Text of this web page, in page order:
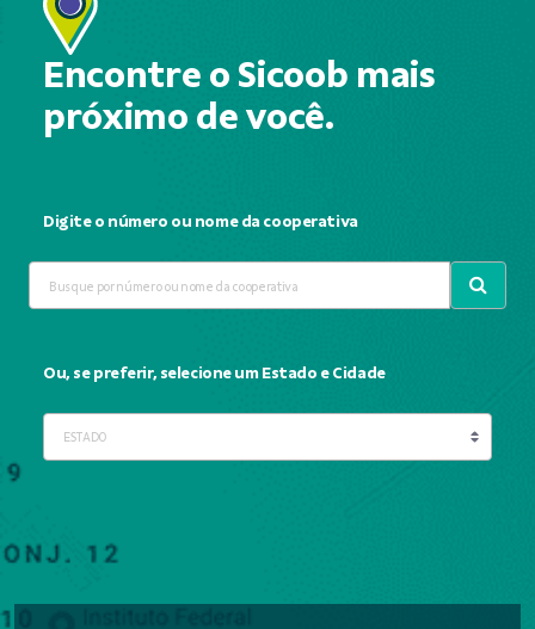
Encontre o Sicoob mais
próximo de você.
Digite o número ou nome da cooperativa
Ou, se preferir, selecione um Estado e Cidade